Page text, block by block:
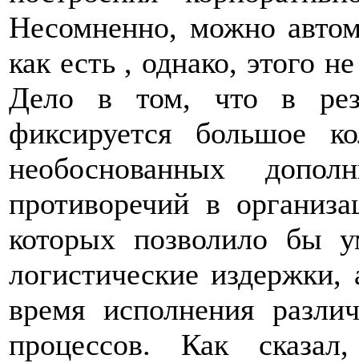
Несомненно, можно
как есть , однако, этого
Дело в том, что в
фиксируется большое
необоснованных
противоречий в
которых позволило бы
логистические
время исполнения
процессов. Как